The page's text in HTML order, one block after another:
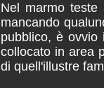
Nel marmo teste
mancando
pubblico, è ovvio
collocato in area
di quell'illustre